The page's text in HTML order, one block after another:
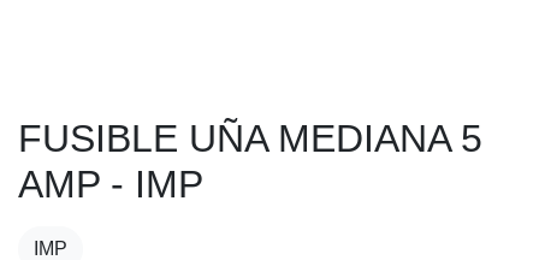
FUSIBLE UÑA MEDIANA 5
AMP - IMP
IMP